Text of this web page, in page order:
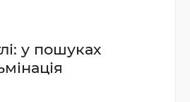
у пошуках